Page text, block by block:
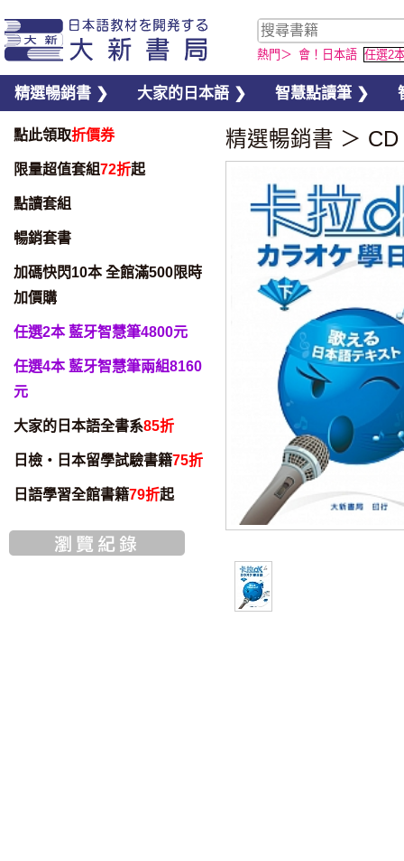
熱門＞ 會！日本語 任選2
精選暢銷書 ❯ 大家的日本語 ❯ 智慧點讀筆 ❯
點此領取折價券
限量超值套組72折起
點讀套組
暢銷套書
加碼快閃10本 全館滿500限時
加價購
任選2本 藍牙智慧筆4800元
任選4本 藍牙智慧筆兩組8160
元
大家的日本語全書系85折
日檢・日本留學試驗書籍75折
日語學習全館書籍79折起
精選暢銷書 ＞ CD